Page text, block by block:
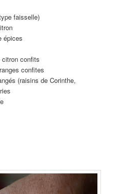
faisselle)
épices
citron confits
confites
(raisins de Corinthe,